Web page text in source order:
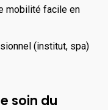
mobilité facile en
(institut, spa)
soin du